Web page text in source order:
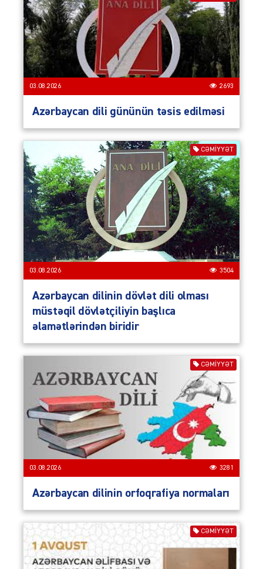
03.08.2026 2693
Azərbaycan dili gününün təsis edilməsi
CƏMIYYƏT
03.08.2026 3504
Azərbaycan dilinin dövlət dili olması
müstəqil dövlətçiliyin başlıca
əlamətlərindən biridir
CƏMIYYƏT
03.08.2026 3281
Azərbaycan dilinin orfoqrafiya normaları
CƏMIYYƏT